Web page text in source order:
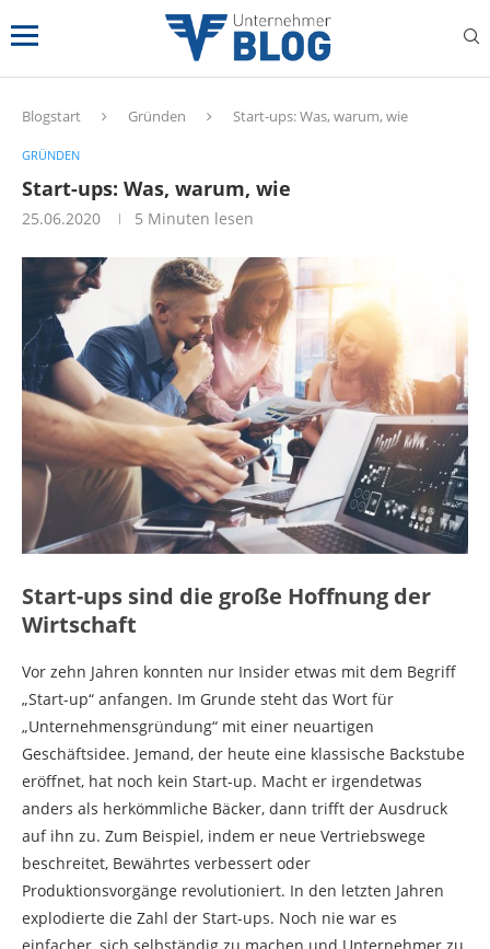
Blogstart Gründen Start-ups: Was, warum, wie
GRÜNDEN
Start-ups: Was, warum, wie
25.06.2020 5 Minuten lesen
Start-ups sind die große Hoffnung der
Wirtschaft
Vor zehn Jahren konnten nur Insider etwas mit dem Begriff
„Start-up“ anfangen. Im Grunde steht das Wort für
„Unternehmensgründung“ mit einer neuartigen
Geschäftsidee. Jemand, der heute eine klassische Backstube
eröffnet, hat noch kein Start-up. Macht er irgendetwas
anders als herkömmliche Bäcker, dann trifft der Ausdruck
auf ihn zu. Zum Beispiel, indem er neue Vertriebswege
beschreitet, Bewährtes verbessert oder
Produktionsvorgänge revolutioniert. In den letzten Jahren
explodierte die Zahl der Start-ups. Noch nie war es